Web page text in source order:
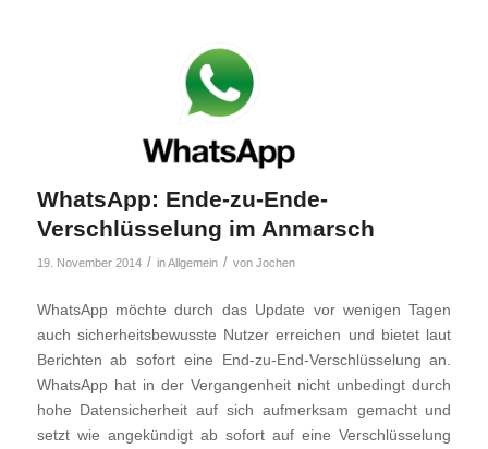
WhatsApp: Ende-zu-Ende-
Verschlüsselung im Anmarsch
19. November 2014 / inAllgemein / von Jochen
WhatsApp möchte durch das Update vor wenigen Tagen
auch sicherheitsbewusste Nutzer erreichen und bietet laut
Berichten ab sofort eine End-zu-End-Verschlüsselung an.
WhatsApp hat in der Vergangenheit nicht unbedingt durch
hohe Datensicherheit auf sich aufmerksam gemacht und
setzt wie angekündigt ab sofort auf eine Verschlüsselung